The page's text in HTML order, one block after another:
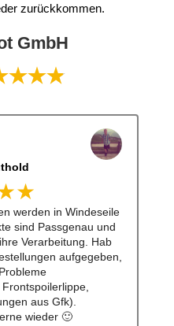
zurückkommen.
GmbH
(Inch)
Qualität immerwieder